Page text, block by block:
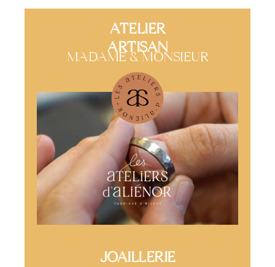
ATELIER
ARTISAN
MADAME & MONSIEUR
JOAILLERIE